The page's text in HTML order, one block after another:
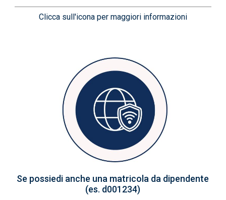
Clicca sull'icona per maggiori informazioni
Se possiedi anche una matricola da dipendente
(es. d001234)